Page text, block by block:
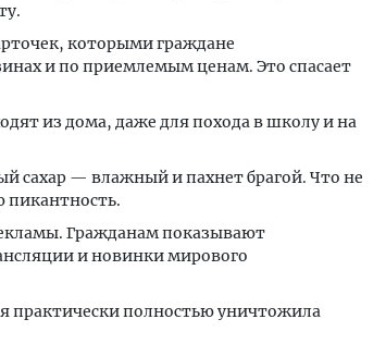
которыми граждане
и по приемлемым ценам. Это спасает
из дома, даже для похода в школу и на
сахар — влажный и пахнет брагой. Что не
пикантность.
Гражданам показывают
и новинки мирового
практически полностью уничтожила